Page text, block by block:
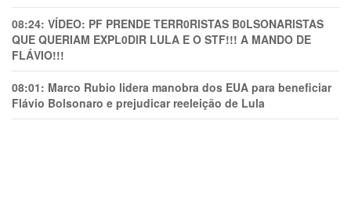
08:24: VÍDEO: PF PRENDE TERR0RlSTAS B0LSONARlSTAS
QUE QUERIAM EXPL0DlR LULA E O STF!!! A MANDO DE
FLÁVIO!!!
08:01: Marco Rubio lidera manobra dos EUA para beneficiar
Flávio Bolsonaro e prejudicar reeleição de Lula